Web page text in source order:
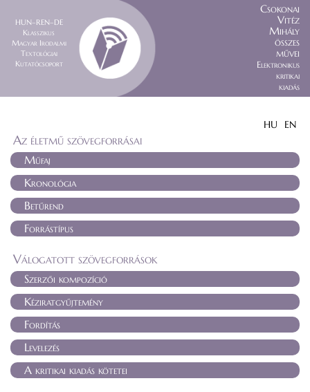
HUN–REN–DE
Klasszikus
Magyar Irodalmi
Textológiai
Kutatócsoport
Csokonai
Vitéz
Mihály
összes
művei
Elektronikus
kritikai
kiadás
HU EN
Az életmű szövegforrásai
Műfaj
Kronológia
Betűrend
Forrástípus
Válogatott szövegforrások
Szerzői kompozíció
Kéziratgyűjtemény
Fordítás
Levelezés
A kritikai kiadás kötetei